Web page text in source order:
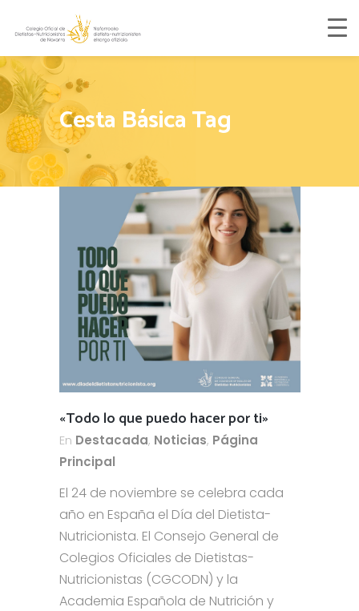
Cesta Básica Tag
«Todo lo que puedo hacer por ti»
En Destacada, Noticias, Página
Principal
El 24 de noviembre se celebra cada
año en España el Día del Dietista-
Nutricionista. El Consejo General de
Colegios Oficiales de Dietistas-
Nutricionistas (CGCODN) y la
Academia Española de Nutrición y